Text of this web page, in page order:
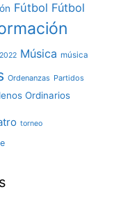
Fútbol Fútbol
Música música
Ordenanzas Partidos
Ordinarios
torneo